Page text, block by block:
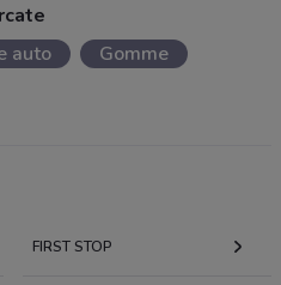
auto
Gomme
FIRST STOP